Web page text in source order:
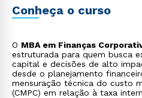
Conheça o curso
O MBA em Finanças
estruturada para quem busca
capital e decisões de alto
desde o planejamento
mensuração técnica do custo
(CMPC) em relação à taxa